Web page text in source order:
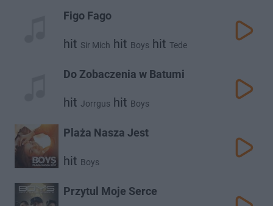
Figo Fago
hit Sir Mich hit Boys hit Tede
Do Zobaczenia w Batumi
hit Jorrgus hit Boys
Plaża Nasza Jest
hit Boys
Przytul Moje Serce